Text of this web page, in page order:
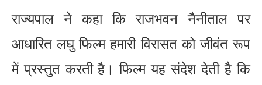
राज्यपाल ने कहा कि राजभवन नैनीताल पर
आधारित लघु फिल्म हमारी विरासत को जीवंत रूप
में प्रस्तुत करती है। फिल्म यह संदेश देती है कि